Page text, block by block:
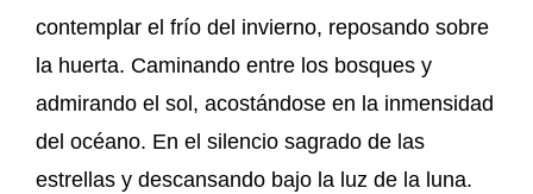
contemplar el frío del invierno, reposando sobre
la huerta. Caminando entre los bosques y
admirando el sol, acostándose en la inmensidad
del océano. En el silencio sagrado de las
estrellas y descansando bajo la luz de la luna.